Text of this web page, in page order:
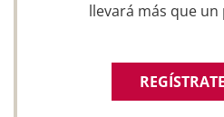
llevará más que